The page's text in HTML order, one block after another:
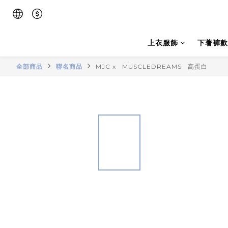
上衣服飾 下著褲款
全部商品 聯名商品 MJC x MUSCLEDREAMS 高蛋白